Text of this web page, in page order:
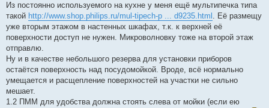
Из постоянно используемого на кухне у меня ещё мультипечка типа
такой http://www.shop.philips.ru/mul-tipech-p ... d9235.html . Её размещу
уже вторым этажом в настенных шкафах, т.к. к верхней её
поверхности доступ не нужен. Микроволновку тоже на второй этаж
отправлю.
Ну и в качестве небольшого резерва для установки приборов
остаётся поверхность над посудомойкой. Вроде, всё нормально
умещается и расщепление поверхностей на участки не сильно
мешает.
1.2 ПММ для удобства должна стоять слева от мойки (если ею